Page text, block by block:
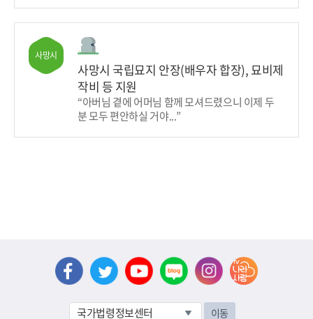
사망시
사망시 국립묘지 안장(배우자 합장), 묘비제
작비 등 지원
“아버님 곁에 어머님 함께 모셔드렸으니 이제 두
분 모두 편안하실 거야...”
이동